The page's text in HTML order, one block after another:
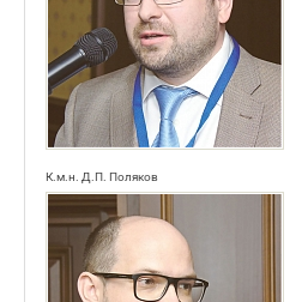
К.м.н. Д.П. Поляков